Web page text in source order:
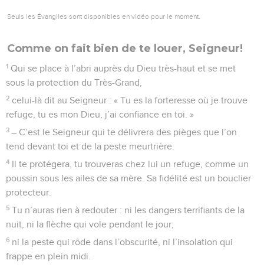
Seuls les Évangiles sont disponibles en vidéo pour le moment.
Comme on fait bien de te louer, Seigneur!
1 Qui se place à l’abri auprès du Dieu très-haut et se met
sous la protection du Très-Grand,
2 celui-là dit au Seigneur : « Tu es la forteresse où je trouve
refuge, tu es mon Dieu, j’ai confiance en toi. »
3 – C’est le Seigneur qui te délivrera des pièges que l’on
tend devant toi et de la peste meurtrière.
4 Il te protégera, tu trouveras chez lui un refuge, comme un
poussin sous les ailes de sa mère. Sa fidélité est un bouclier
protecteur.
5 Tu n’auras rien à redouter : ni les dangers terrifiants de la
nuit, ni la flèche qui vole pendant le jour,
6 ni la peste qui rôde dans l’obscurité, ni l’insolation qui
frappe en plein midi.